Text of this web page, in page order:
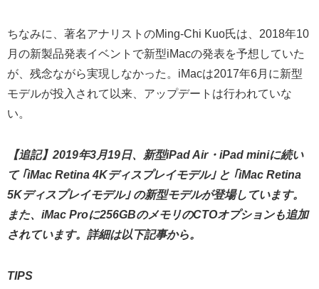
ちなみに、著名アナリストのMing-Chi Kuo氏は、2018年10
月の新製品発表イベントで新型iMacの発表を予想していた
が、残念ながら実現しなかった。iMacは2017年6月に新型
モデルが投入されて以来、アップデートは行われていな
い。
【追記】2019年3月19日、新型iPad Air・iPad miniに続い
て ｢iMac Retina 4Kディスプレイモデル｣ と ｢iMac Retina
5Kディスプレイモデル｣ の新型モデルが登場しています。
また、iMac Proに256GBのメモリのCTOオプションも追加
されています。詳細は以下記事から。
TIPS